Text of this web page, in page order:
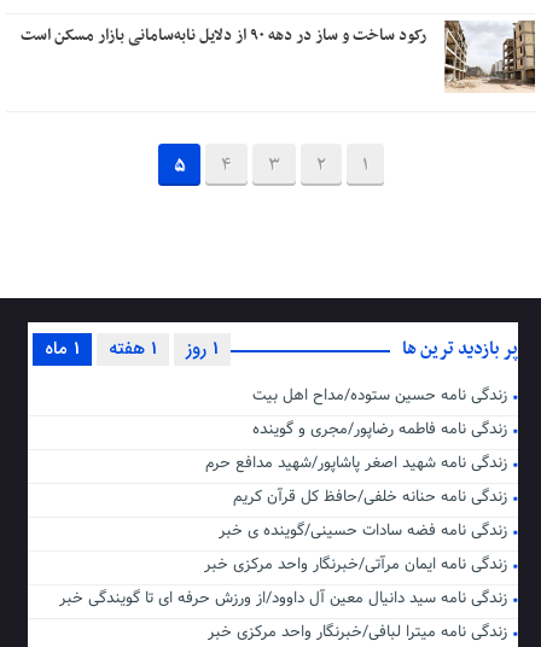
رکود ساخت و ساز در دهه ۹۰ از دلایل نابه‌سامانی بازار مسکن است
1
2
3
4
5
پر بازدید ترین ها 1 ماه 1 هفته 1 روز
زندگی نامه حسین ستوده/مداح اهل بیت
زندگی نامه فاطمه رضاپور/مجری و گوینده
زندگی نامه شهید اصغر پاشاپور/شهید مدافع حرم
زندگی نامه حنانه خلفی/حافظ کل قرآن کریم
زندگی نامه فضه سادات حسینی/گوینده ی خبر
زندگی نامه ایمان مرآتی/خبرنگار واحد مرکزی خبر
زندگی نامه سید دانیال معین آل داوود/از ورزش حرفه ای تا گویندگی خبر
زندگی نامه میترا لبافی/خبرنگار واحد مرکزی خبر